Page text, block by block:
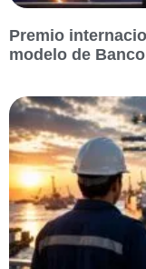
Premio
modelo de